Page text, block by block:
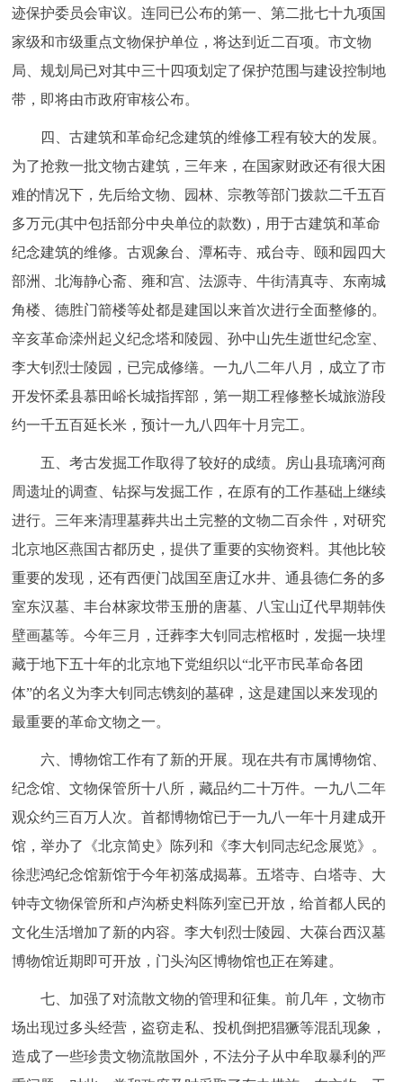
迹保护委员会审议。连同已公布的第一、第二批七十九项国
家级和市级重点文物保护单位，将达到近二百项。市文物
局、规划局已对其中三十四项划定了保护范围与建设控制地
带，即将由市政府审核公布。
四、古建筑和革命纪念建筑的维修工程有较大的发展。
为了抢救一批文物古建筑，三年来，在国家财政还有很大困
难的情况下，先后给文物、园林、宗教等部门拨款二千五百
多万元(其中包括部分中央单位的款数)，用于古建筑和革命
纪念建筑的维修。古观象台、潭柘寺、戒台寺、颐和园四大
部洲、北海静心斋、雍和宫、法源寺、牛街清真寺、东南城
角楼、德胜门箭楼等处都是建国以来首次进行全面整修的。
辛亥革命滦州起义纪念塔和陵园、孙中山先生逝世纪念室、
李大钊烈士陵园，已完成修缮。一九八二年八月，成立了市
开发怀柔县慕田峪长城指挥部，第一期工程修整长城旅游段
约一千五百延长米，预计一九八四年十月完工。
五、考古发掘工作取得了较好的成绩。房山县琉璃河商
周遗址的调查、钻探与发掘工作，在原有的工作基础上继续
进行。三年来清理墓葬共出土完整的文物二百余件，对研究
北京地区燕国古都历史，提供了重要的实物资料。其他比较
重要的发现，还有西便门战国至唐辽水井、通县德仁务的多
室东汉墓、丰台林家坟带玉册的唐墓、八宝山辽代早期韩佚
壁画墓等。今年三月，迁葬李大钊同志棺柩时，发掘一块埋
藏于地下五十年的北京地下党组织以“北平市民革命各团
体”的名义为李大钊同志镌刻的墓碑，这是建国以来发现的
最重要的革命文物之一。
六、博物馆工作有了新的开展。现在共有市属博物馆、
纪念馆、文物保管所十八所，藏品约二十万件。一九八二年
观众约三百万人次。首都博物馆已于一九八一年十月建成开
馆，举办了《北京简史》陈列和《李大钊同志纪念展览》。
徐悲鸿纪念馆新馆于今年初落成揭幕。五塔寺、白塔寺、大
钟寺文物保管所和卢沟桥史料陈列室已开放，给首都人民的
文化生活增加了新的内容。李大钊烈士陵园、大葆台西汉墓
博物馆近期即可开放，门头沟区博物馆也正在筹建。
七、加强了对流散文物的管理和征集。前几年，文物市
场出现过多头经营，盗窃走私、投机倒把猖獗等混乱现象，
造成了一些珍贵文物流散国外，不法分子从中牟取暴利的严